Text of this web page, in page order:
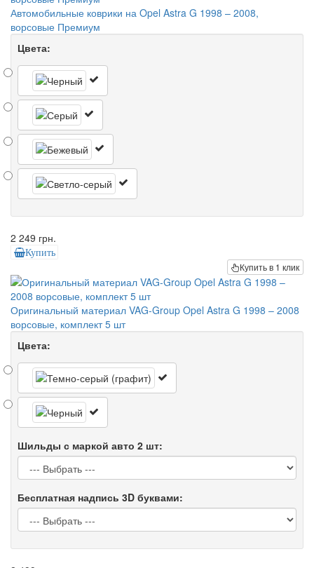
Автомобильные коврики на Opel Astra G 1998 – 2008,
ворсовые Премиум
Цвета:
2 249 грн.
Купить
Купить в 1 клик
Оригинальный материал VAG-Group Opel Astra G 1998 – 2008
ворсовые, комплект 5 шт
Цвета:
Шильды с маркой авто 2 шт:
Бесплатная надпись 3D буквами: